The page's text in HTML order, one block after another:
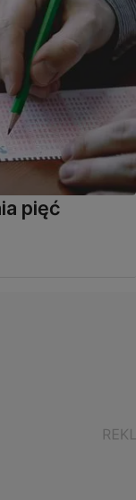
pięć